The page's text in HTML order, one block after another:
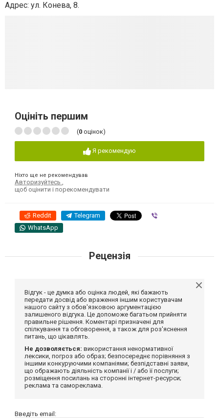
Адрес: ул. Конева, 8.
Оцініть першим
(0 оцінок)
Я рекомендую
Ніхто ще не рекомендував
Авторизуйтесь
щоб оцінити і порекомендувати
Reddit Telegram
WhatsApp
Рецензія
Відгук - це думка або оцінка людей, які бажають
передати досвід або враження іншим користувачам
нашого сайту з обов'язковою аргументацією
залишеного відгука. Це допоможе багатьом прийняти
правильне рішення. Коментарі призначені для
спілкування та обговорення, а також для роз'яснення
питань, що цікавлять.
Не дозволяється: використання ненормативної
лексики, погроз або образ; безпосереднє порівняння з
іншими конкуруючими компаніями; безпідставні заяви,
що ображають діяльність компанії і / або її послуги;
розміщення посилань на сторонні інтернет-ресурси;
реклама та самореклама.
Введіть email: